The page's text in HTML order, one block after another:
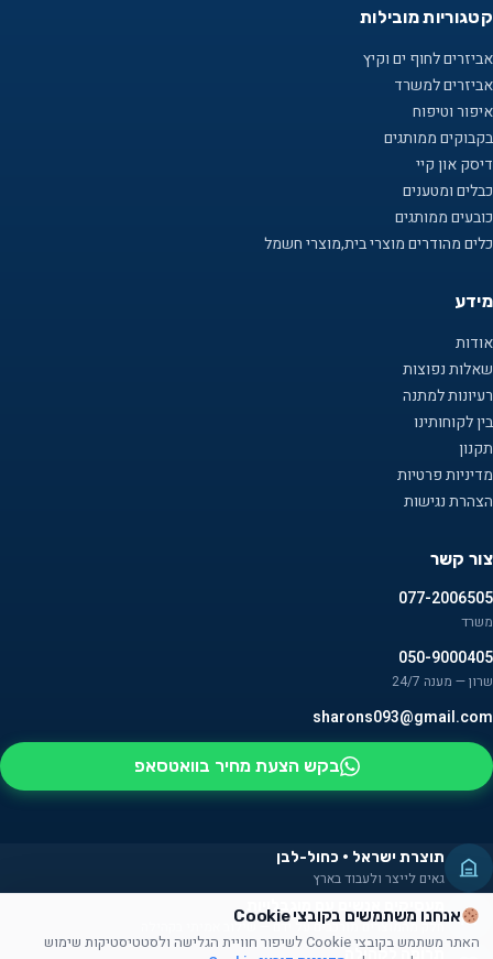
קטגוריות מובילות
אביזרים לחוף ים וקיץ
אביזרים למשרד
איפור וטיפוח
בקבוקים ממותגים
דיסק און קיי
כבלים ומטענים
כובעים ממותגים
כלים מהודרים מוצרי בית,מוצרי חשמל
מידע
אודות
שאלות נפוצות
רעיונות למתנה
בין לקוחותינו
תקנון
מדיניות פרטיות
הצהרת נגישות
צור קשר
077-2006505
משרד
050-9000405
שרון — מענה 24/7
sharons093@gmail.com
בקש הצעת מחיר בוואטסאפ
תוצרת ישראל · כחול-לבן
גאים לייצר ולעבוד בארץ
מעסיקים אנשים עם מוגבלויות
חלק מהמוצרים מורכבים על ידם — שילוב אמיתי בקהילה
תרומה לקהילה
אנחנו משתמשים בקובצי Cookie
האתר משתמש בקובצי Cookie לשיפור חוויית הגלישה ולסטטיסטיקות שימוש